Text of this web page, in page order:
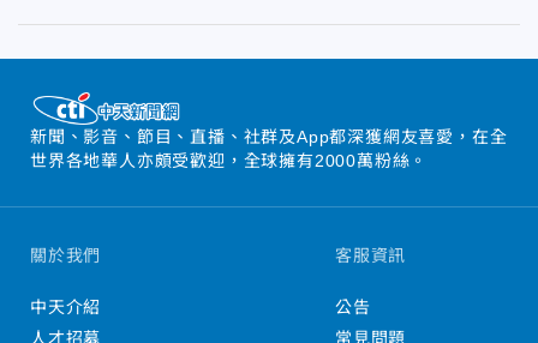
新聞、影音、節目、直播、社群及App都深獲網友喜愛，在全
世界各地華人亦頗受歡迎，全球擁有2000萬粉絲。
關於我們
中天介紹
人才招募
客服資訊
公告
常見問題